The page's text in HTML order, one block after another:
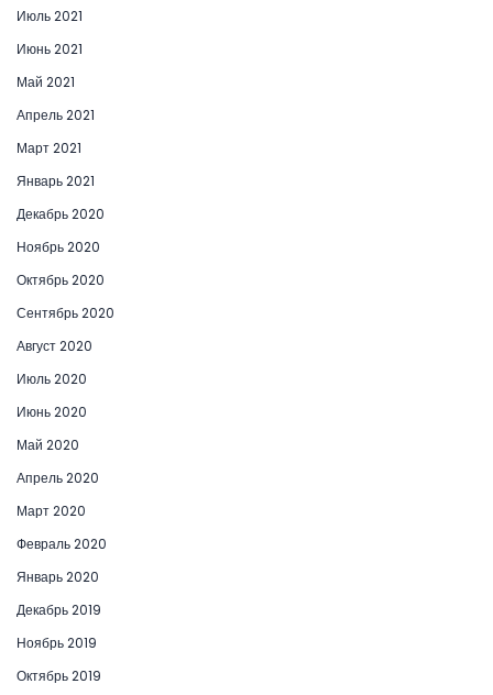
Июль 2021
Июнь 2021
Май 2021
Апрель 2021
Март 2021
Январь 2021
Декабрь 2020
Ноябрь 2020
Октябрь 2020
Сентябрь 2020
Август 2020
Июль 2020
Июнь 2020
Май 2020
Апрель 2020
Март 2020
Февраль 2020
Январь 2020
Декабрь 2019
Ноябрь 2019
Октябрь 2019